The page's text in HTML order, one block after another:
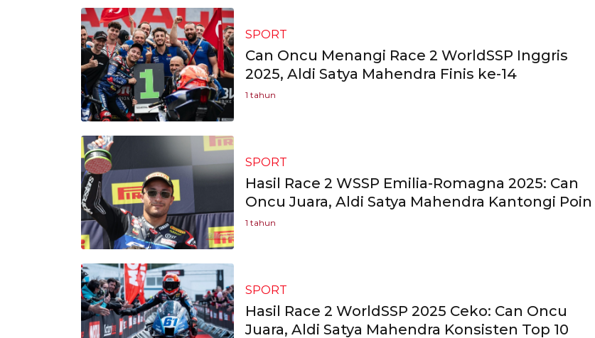
SPORT
Can Oncu Menangi Race 2 WorldSSP Inggris
2025, Aldi Satya Mahendra Finis ke-14
1 tahun
SPORT
Hasil Race 2 WSSP Emilia-Romagna 2025: Can
Oncu Juara, Aldi Satya Mahendra Kantongi Poin
1 tahun
SPORT
Hasil Race 2 WorldSSP 2025 Ceko: Can Oncu
Juara, Aldi Satya Mahendra Konsisten Top 10